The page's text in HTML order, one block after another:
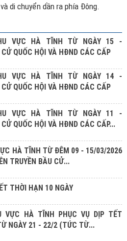
di chuyển dần ra phía Đông.
VỰC HÀ TĨNH TỪ NGÀY 15 -
QUỐC HỘI VÀ HĐND CÁC CẤP
VỰC HÀ TĨNH TỪ NGÀY 14 -
QUỐC HỘI VÀ HĐND CÁC CẤP
VỰC HÀ TĨNH TỪ NGÀY 11 -
QUỐC HỘI VÀ HĐND CÁC CẤP...
HÀ TĨNH TỪ ĐÊM 09 - 15/03/2026
TRUYỀN BẦU CỬ...
THỜI HẠN 10 NGÀY
VỰC HÀ TĨNH PHỤC VỤ DỊP TẾT
NGÀY 21 - 22/2 (TỨC TỪ...